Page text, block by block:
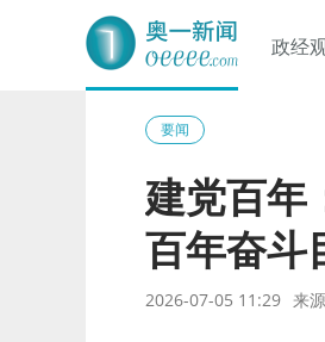
奥一网
政经
要闻
建党百年
百年奋斗
2026-07-05 11:29 来